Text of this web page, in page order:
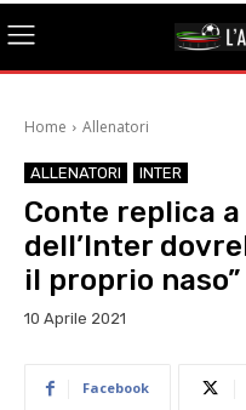
Home Allenatori
ALLENATORI INTER
Conte replica
dell’Inter
il proprio naso”
10 Aprile 2021
Facebook